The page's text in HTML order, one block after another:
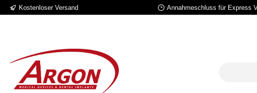
Hauptinhalt springen
Zur Suche springen
Zur Hauptnavigation springen
Kostenloser Versand Annahmeschluss für Express